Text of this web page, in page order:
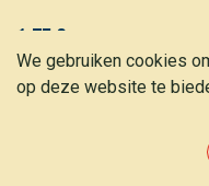
1,75 €
We gebruiken cookies
op deze website te